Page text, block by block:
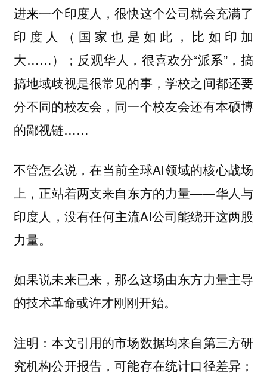
进来一个印度人，很快这个公司就会充满了
印度人（国家也是如此，比如印加
大……）；反观华人，很喜欢分“派系”，搞
搞地域歧视是很常见的事，学校之间都还要
分不同的校友会，同一个校友会还有本硕博
的鄙视链……
不管怎么说，在当前全球AI领域的核心战场
上，正站着两支来自东方的力量——华人与
印度人，没有任何主流AI公司能绕开这两股
力量。
如果说未来已来，那么这场由东方力量主导
的技术革命或许才刚刚开始。
注明：本文引用的市场数据均来自第三方研
究机构公开报告，可能存在统计口径差异；